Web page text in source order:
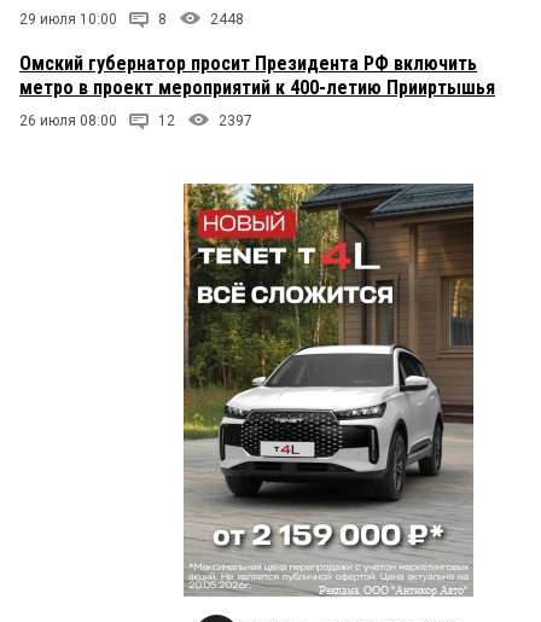
29 июля 10:00 8 2448
Омский губернатор просит Президента РФ включить
метро в проект мероприятий к 400-летию Прииртышья
26 июля 08:00 12 2397